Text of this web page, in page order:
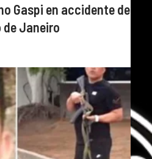
Gaspi en accidente de
de Janeiro